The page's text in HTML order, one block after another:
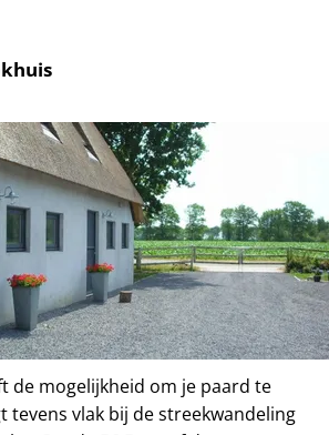
de mogelijkheid om je paard te
tevens vlak bij de streekwandeling